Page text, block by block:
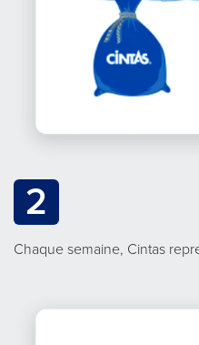
2
Chaque semaine, Cintas